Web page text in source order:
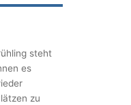
steht
es
zu